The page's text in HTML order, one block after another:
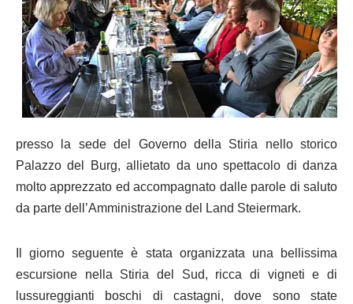
presso la sede del Governo della Stiria nello storico
Palazzo del Burg, allietato da uno spettacolo di danza
molto apprezzato ed accompagnato dalle parole di saluto
da parte dell’Amministrazione del Land Steiermark.
Il giorno seguente è stata organizzata una bellissima
escursione nella Stiria del Sud, ricca di vigneti e di
lussureggianti boschi di castagni, dove sono state